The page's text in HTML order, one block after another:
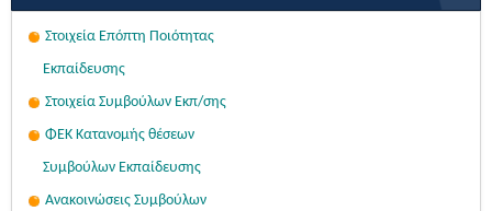
Στοιχεία Επόπτη Ποιότητας
Εκπαίδευσης
Στοιχεία Συμβούλων Εκπ/σης
ΦΕΚ Κατανομής θέσεων
Συμβούλων Εκπαίδευσης
Ανακοινώσεις Συμβούλων